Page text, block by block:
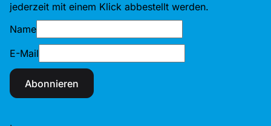
jederzeit mit einem Klick abbestellt werden.
Name
E-Mail
Abonnieren